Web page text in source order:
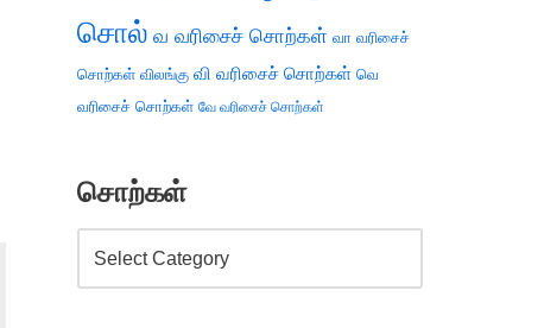
சொல் வ வரிசைச் சொற்கள் வா வரிசைச்
சொற்கள் விலங்கு வி வரிசைச் சொற்கள் வெ
வரிசைச் சொற்கள் வே வரிசைச் சொற்கள்
சொற்கள்